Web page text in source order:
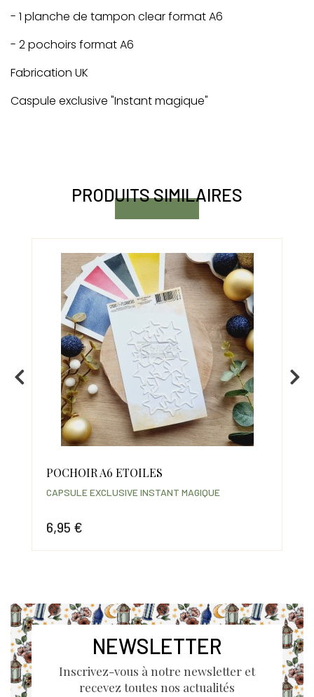
- 1 planche de tampon clear format A6
- 2 pochoirs format A6
Fabrication UK
Caspule exclusive "Instant magique"
PRODUITS SIMILAIRES
POCHOIR A6 ETOILES
6,95 €
CAPSULE EXCLUSIVE INSTANT MAGIQUE
NEWSLETTER
Inscrivez-vous à notre newsletter et
recevez toutes nos actualités